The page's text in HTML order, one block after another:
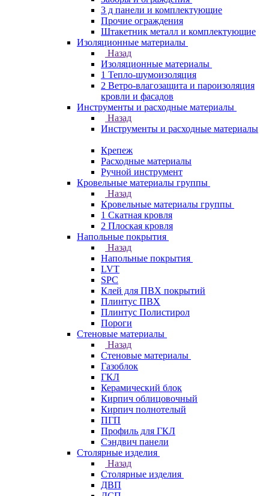
3 д панели и комплектующие
Прочие ограждения
Штакетник металл и комплектующие
Изоляционные материалы
Назад
Изоляционные материалы
1 Тепло-шумоизоляция
2 Ветро-влагозащита и пароизоляция
кровли и фасадов
Инструменты и расходные материалы
Назад
Инструменты и расходные материалы
Крепеж
Расходные материалы
Ручной инструмент
Кровельные материалы группы
Назад
Кровельные материалы группы
1 Скатная кровля
2 Плоская кровля
Напольные покрытия
Назад
Напольные покрытия
LVT
SPC
Клей для ПВХ покрытий
Плинтус ПВХ
Плинтус Полистирол
Пороги
Стеновые материалы
Назад
Стеновые материалы
Газоблок
ГКЛ
Керамический блок
Кирпич облицовочный
Кирпич полнотелый
ПГП
Профиль для ГКЛ
Сэндвич панели
Столярные изделия
Назад
Столярные изделия
ДВП